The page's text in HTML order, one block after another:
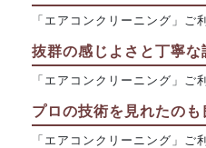
「エアコンクリーニング」ご
抜群の感じよさと丁寧な
「エアコンクリーニング」ご
プロの技術を見れたのも
「エアコンクリーニング」ご